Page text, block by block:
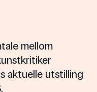
mellom
aktuelle utstilling